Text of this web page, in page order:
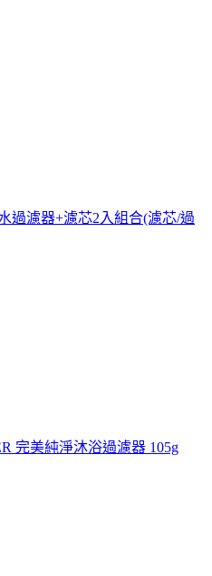
過濾器+濾芯2入組合(濾芯/過
完美純淨沐浴過濾器 105g